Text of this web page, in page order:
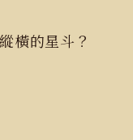
橫的星斗？